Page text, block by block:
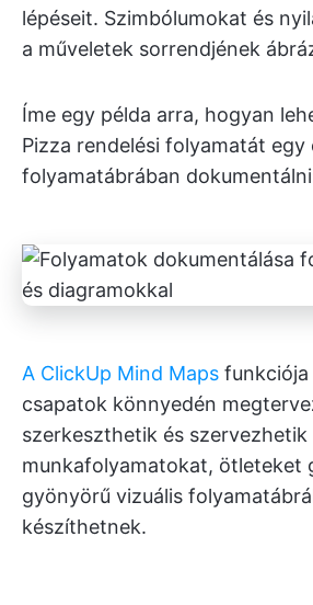
lépéseit. Szimbólumokat és
a műveletek sorrendjének
Íme egy példa arra, hogyan
Pizza rendelési folyamatát egy
folyamatábrában
A ClickUp Mind Maps funkciója
csapatok könnyedén
szerkeszthetik és szervezhetik
munkafolyamatokat, ötleteket
gyönyörű vizuális
készíthetnek.